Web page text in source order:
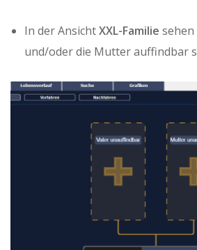
In der AnsichtXXL-Familie sehen
und/oder die Mutter auffindbar